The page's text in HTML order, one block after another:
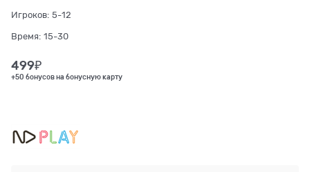
Игроков: 5-12
Время: 15-30
499₽
+50 бонусов на бонусную карту